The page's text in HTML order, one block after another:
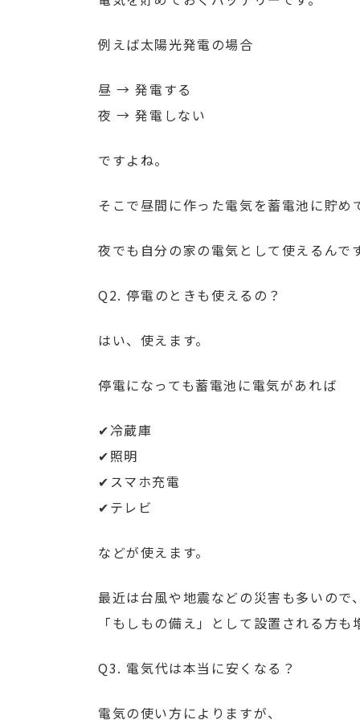
例えば太陽光発電の場合
昼 → 発電する
夜 → 発電しない
ですよね。
そこで昼間に作った電気を蓄電池に貯め
夜でも自分の家の電気として使えるんです
Q2. 停電のときも使えるの？
はい、使えます。
停電になっても蓄電池に電気があれば
✔冷蔵庫
✔照明
✔スマホ充電
✔テレビ
などが使えます。
最近は台風や地震などの災害も多いので、
「もしもの備え」として設置される方も
Q3. 電気代は本当に安くなる？
電気の使い方によりますが、